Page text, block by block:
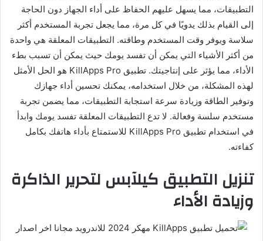
التطبيقات، مما يسهل عليهم الحفاظ على أداء الجهاز دون الحاجة
إلى القيام بذلك يدويًا في كل مرة، مما يجعل تجربة المستخدم أكثر
سلاسة ويوفر وقت المستخدم وطاقته. التطبيقات المعلقة هي واحدة
من أكثر الأشياء التي يمكن أن تفسد يومك حيث يمكن أن تسبب بطء
الأداء، مما يؤثر على إنتاجيتك. تطبيق KillApps Pro هو الحل الأمثل
لهذه المشكلة، من خلال استخدامه، يمكنك تحسين أداء جهازك
وتوفير الطاقة وزيادة سرعة استجابة التطبيقات، مما يضمن تجربة
مستخدم سلسة وفعالة. لا تدع التطبيقات المعلقة تفسد يومك وابدأ
في استخدام تطبيق KillApps Pro للاستمتاع بأداء هاتفك بكامل
كفاءته.
تنزيل التطبيق كيلآبس لتحرير الذاكرة
وزيادة الأداء